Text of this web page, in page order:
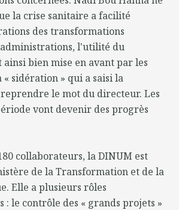
la crise sanitaire a facilité
des transformations
l'utilité du
bien mise en avant par les
« sidération » qui a saisi la
le mot du directeur. Les
vont devenir des progrès
collaborateurs, la DINUM est
de la Transformation et de la
Elle a plusieurs rôles
: le contrôle des « grands projets »